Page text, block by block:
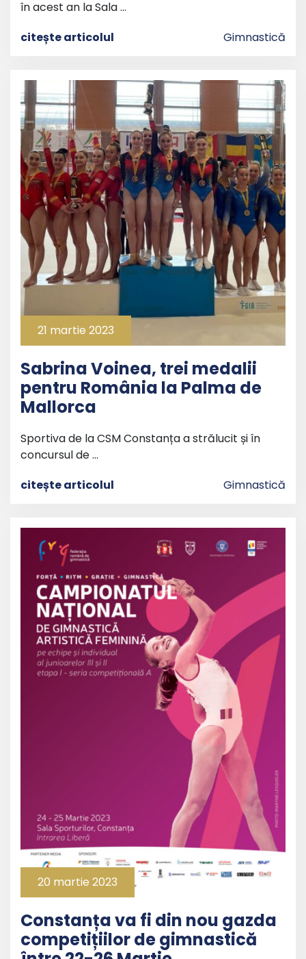
în acest an la Sala …
citește articolul
Gimnastică
21 martie 2023
Sabrina Voinea, trei medalii
pentru România la Palma de
Mallorca
Sportiva de la CSM Constanța a strălucit și în
concursul de …
citește articolul
Gimnastică
20 martie 2023
Constanța va fi din nou gazda
competițiilor de gimnastică